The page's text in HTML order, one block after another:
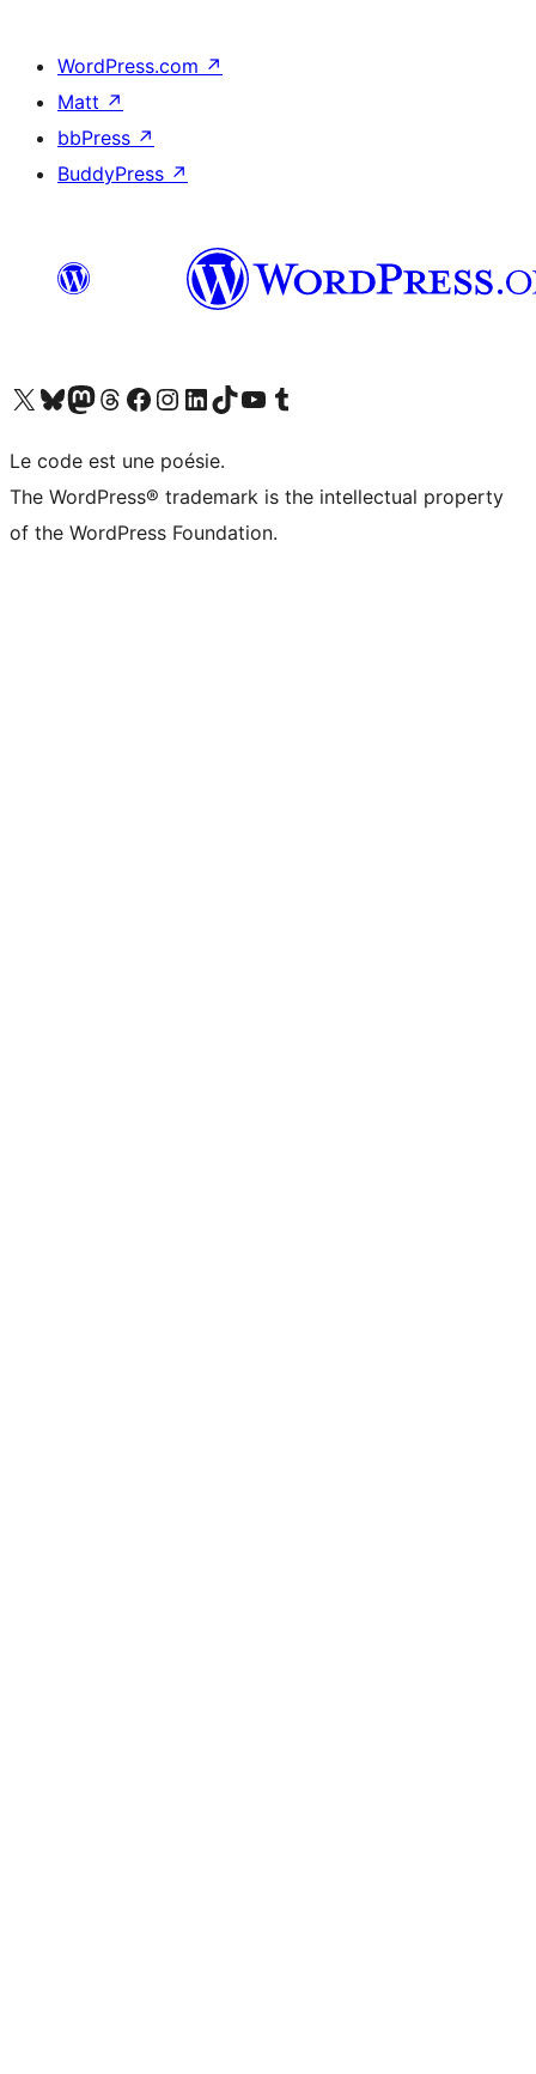
WordPress.com ↗
Matt ↗
bbPress ↗
BuddyPress ↗
Visit our X (formerly Twitter) account
Visitez notre compte Bluesky
Visit our Mastodon account
Visitez notre compte Threads
Visit our Facebook page
Visit our Instagram account
Visit our LinkedIn account
Visitez notre compte TikTok
Visit our YouTube channel
Visitez notre compte Tumblr
Le code est une poésie.
The WordPress® trademark is the intellectual property
of the WordPress Foundation.